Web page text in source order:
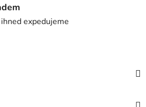
expedujeme